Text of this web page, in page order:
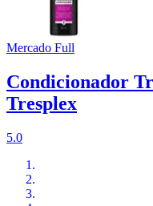
Mercado Full
Condicionador
Tresplex
5.0